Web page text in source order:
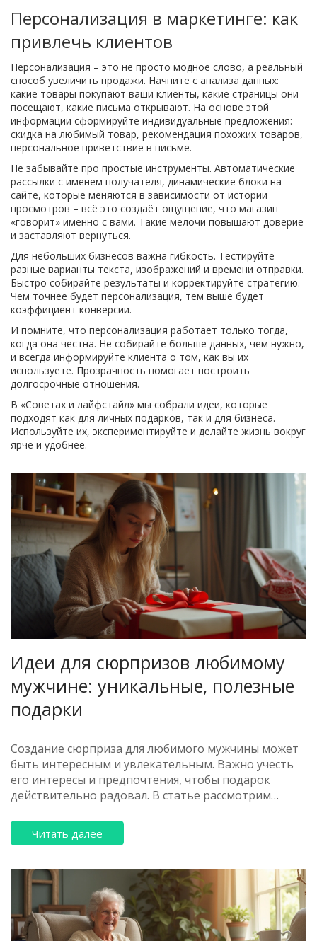
Персонализация в маркетинге: как
привлечь клиентов
Персонализация – это не просто модное слово, а реальный
способ увеличить продажи. Начните с анализа данных:
какие товары покупают ваши клиенты, какие страницы они
посещают, какие письма открывают. На основе этой
информации сформируйте индивидуальные предложения:
скидка на любимый товар, рекомендация похожих товаров,
персональное приветствие в письме.
Не забывайте про простые инструменты. Автоматические
рассылки с именем получателя, динамические блоки на
сайте, которые меняются в зависимости от истории
просмотров – всё это создаёт ощущение, что магазин
«говорит» именно с вами. Такие мелочи повышают доверие
и заставляют вернуться.
Для небольших бизнесов важна гибкость. Тестируйте
разные варианты текста, изображений и времени отправки.
Быстро собирайте результаты и корректируйте стратегию.
Чем точнее будет персонализация, тем выше будет
коэффициент конверсии.
И помните, что персонализация работает только тогда,
когда она честна. Не собирайте больше данных, чем нужно,
и всегда информируйте клиента о том, как вы их
используете. Прозрачность помогает построить
долгосрочные отношения.
В «Советах и лайфстайл» мы собрали идеи, которые
подходят как для личных подарков, так и для бизнеса.
Используйте их, экспериментируйте и делайте жизнь вокруг
ярче и удобнее.
Идеи для сюрпризов любимому
мужчине: уникальные, полезные
подарки
Создание сюрприза для любимого мужчины может
быть интересным и увлекательным. Важно учесть
его интересы и предпочтения, чтобы подарок
действительно радовал. В статье рассмотрим
сделать выбор. Узнаем, какие подарки могут быть
не только приятными, но и полезными.
Читать далее